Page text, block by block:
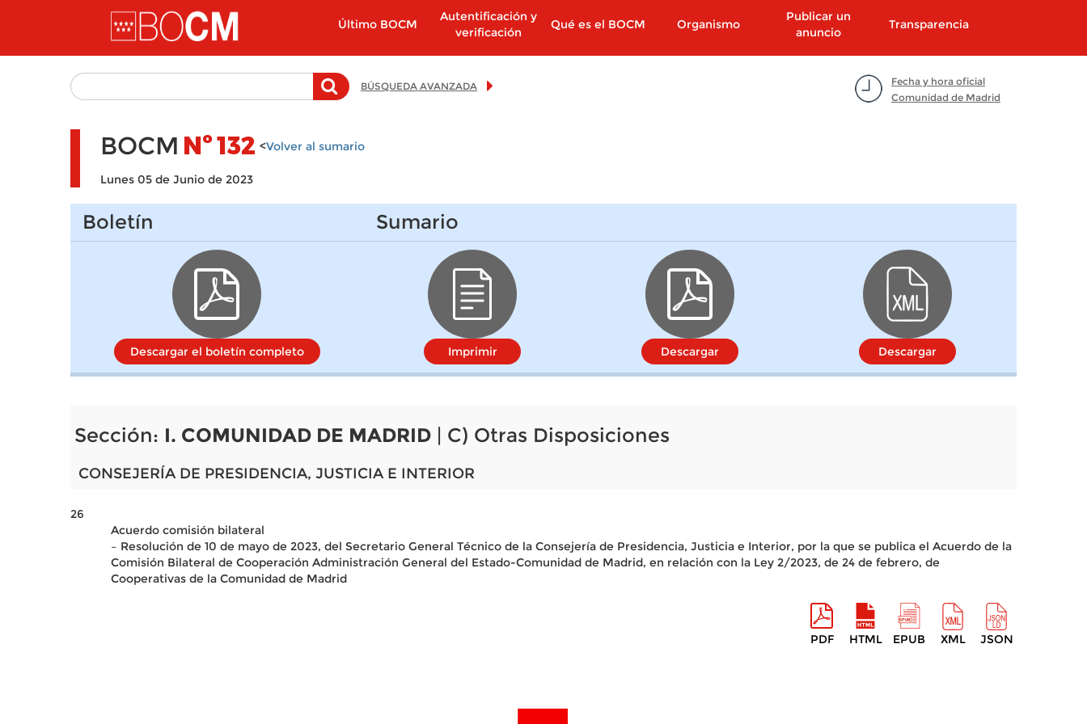
Pasar al contenido principal
Último BOCM
Autentificación y
verificación
Qué es el BOCM Organismo
Publicar un
anuncio
Transparencia
Fecha y hora oficial
Comunidad de Madrid
BÚSQUEDA AVANZADA
BOCM Nº132 <Volver al sumario
Lunes 05 de Junio de 2023
Boletín
Descargar el boletín completo
Sumario
Imprimir Descargar Descargar
Sección: I. COMUNIDAD DE MADRID | C) Otras Disposiciones
CONSEJERÍA DE PRESIDENCIA, JUSTICIA E INTERIOR
26
Acuerdo comisión bilateral
– Resolución de 10 de mayo de 2023, del Secretario General Técnico de la Consejería de Presidencia, Justicia e Interior, por la que se publica el Acuerdo de la
Comisión Bilateral de Cooperación Administración General del Estado-Comunidad de Madrid, en relación con la Ley 2/2023, de 24 de febrero, de
Cooperativas de la Comunidad de Madrid
PDF HTML EPUB XML JSON